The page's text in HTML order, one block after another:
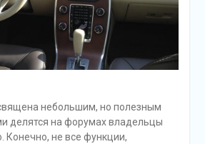
небольшим, но полезным
делятся на форумах владельцы
Конечно, не все функции,